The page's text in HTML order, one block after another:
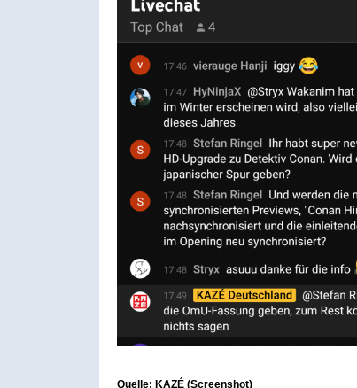
Quelle: KAZÉ (Screenshot)